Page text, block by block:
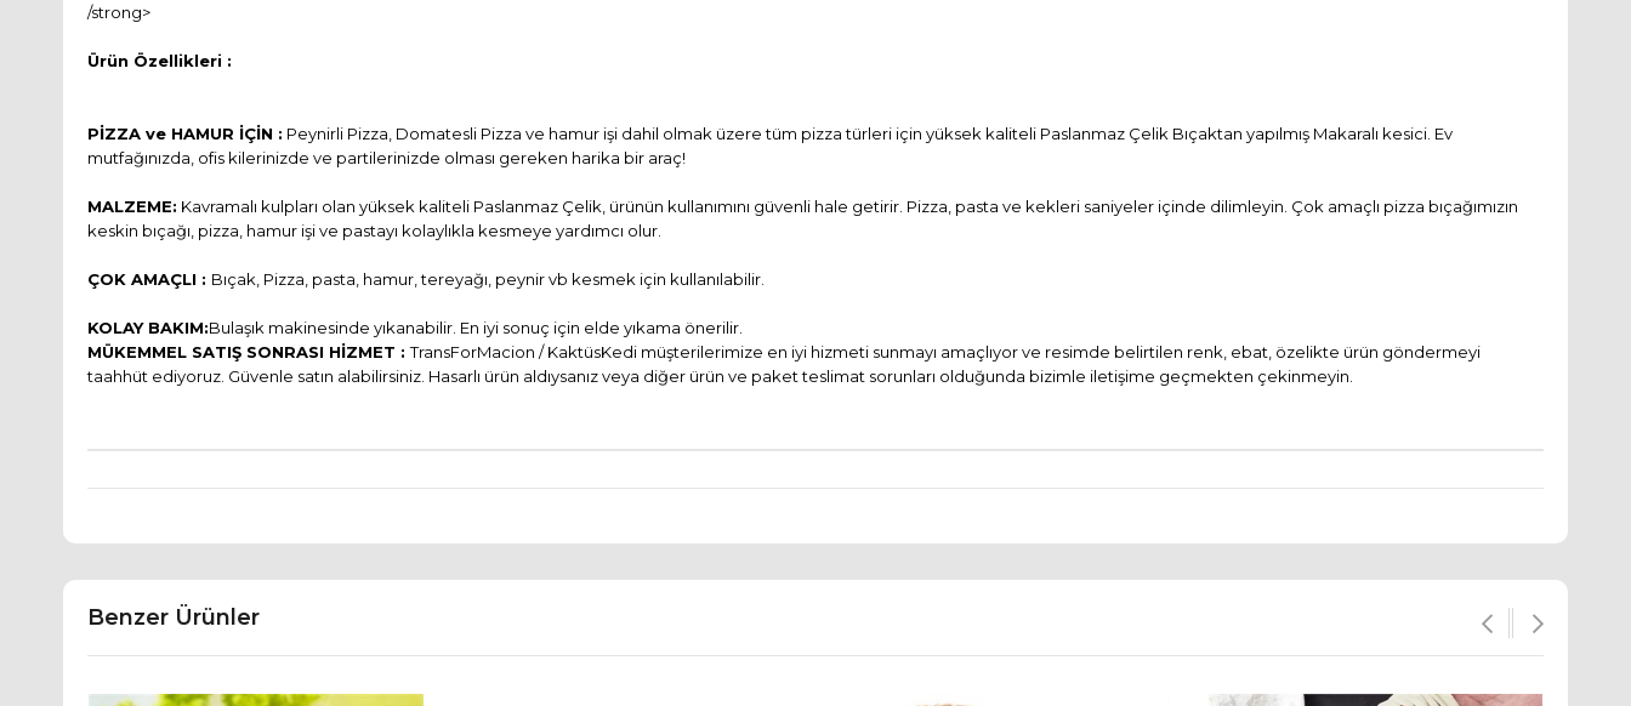
/strong>
Ürün Özellikleri :
PİZZA ve HAMUR İÇİN : Peynirli Pizza, Domatesli Pizza ve hamur işi dahil olmak üzere tüm pizza türleri için yüksek kaliteli Paslanmaz Çelik Bıçaktan yapılmış Makaralı kesici. Ev
mutfağınızda, ofis kilerinizde ve partilerinizde olması gereken harika bir araç!
MALZEME: Kavramalı kulpları olan yüksek kaliteli Paslanmaz Çelik, ürünün kullanımını güvenli hale getirir. Pizza, pasta ve kekleri saniyeler içinde dilimleyin. Çok amaçlı pizza bıçağımızın
keskin bıçağı, pizza, hamur işi ve pastayı kolaylıkla kesmeye yardımcı olur.
ÇOK AMAÇLI : Bıçak, Pizza, pasta, hamur, tereyağı, peynir vb kesmek için kullanılabilir.
KOLAY BAKIM:Bulaşık makinesinde yıkanabilir. En iyi sonuç için elde yıkama önerilir.
MÜKEMMEL SATIŞ SONRASI HİZMET :TransForMacion / KaktüsKedi müşterilerimize en iyi hizmeti sunmayı amaçlıyor ve resimde belirtilen renk, ebat, özelikte ürün göndermeyi
taahhüt ediyoruz. Güvenle satın alabilirsiniz. Hasarlı ürün aldıysanız veya diğer ürün ve paket teslimat sorunları olduğunda bizimle iletişime geçmekten çekinmeyin.
Benzer Ürünler